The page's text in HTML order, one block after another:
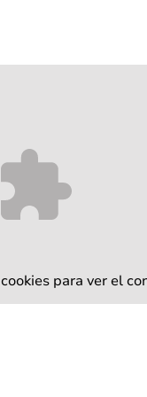
cookies para ver el